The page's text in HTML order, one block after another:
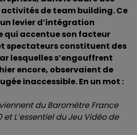
de team building. Ce
levier d’intégration
qui accentue son facteur
spectateurs constituent des
lesquelles s’engouffrent
encore, observaient de
inaccessible. En un mot :
du Baromètre France
L’essentiel du Jeu Vidéo de